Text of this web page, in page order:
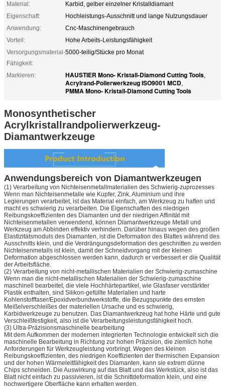
Material:
Karbid, gelber einzelner Kristalldiamant
Eigenschaft:
Hochleistungs-Ausschnitt und lange Nutzungsdauer
Anwendung:
Cnc-Maschinengebrauch
Vorteil:
Hohe Arbeits-Leistungsfähigkeit
Versorgungsmaterial-
Fähigkeit:
5000-teilig/Stücke pro Monat
Markieren: HAUSTIER Mono- Kristall-Diamond Cutting Tools,
Acrylrand-Polierwerkzeug ISO9001 MCD,
PMMA Mono- Kristall-Diamond Cutting Tools
Monosynthetischer
Acrylkristallrandpolierwerkzeug-
Diamantwerkzeuge
Anwendungsbereich von Diamantwerkzeugen
(1) Verarbeitung von Nichteisenmetallmaterialien des Schwierig-zuprozesses
Wenn man Nichteisenmetalle wie Kupfer, Zink, Aluminium und ihre
Legierungen verarbeitet, ist das Material einfach, am Werkzeug zu haften und
macht es schwierig zu verarbeiten. Die Eigenschaften des niedrigen
Reibungskoeffizienten des Diamanten und der niedrigen Affinität mit
Nichteisenmetallen verwendend, können Diamantwerkzeuge Metall und
Werkzeug am Abbinden effektiv verhindern. Darüber hinaus wegen des großen
Elastizitätsmoduls des Diamanten, ist die Deformation des Blattes während des
Ausschnitts klein, und die Verdrängungsdeformation des geschnitten zu werden
Nichteisenmetalls ist klein, damit der Schneidvorgang mit der kleinen
Deformation abgeschlossen werden kann, dadurch er verbessert er die Qualität
der Arbeitsfläche.
(2) Verarbeitung von nicht-metallischen Materialien der Schwierig-zumaschine
Wenn man die nicht-metallischen Materialien der Schwierig-zumaschine
maschinell bearbeitet, die viele Hochhärtepartikel, wie Glasfaser verstärkter
Plastik enthalten, sind Silikon-gefüllte Materialien und harte
Kohlenstofffaser/Epoxidverbundwerkstoffe, die Bezugspunkte des ernsten
Meißelverschleißes der materiellen Ursache und es schwierig,
Karbidwerkzeuge zu benutzen. Das Diamantwerkzeug hat hohe Härte und gute
Verschleißfestigkeit, also ist die Verarbeitungsleistungsfähigkeit hoch.
(3) Ultra-Präzisionsmaschinelle bearbeitung
Mit dem Aufkommen der modernen integrierten Technologie entwickelt sich die
maschinelle Bearbeitung in Richtung zur hohen Präzision, die ziemlich hohe
Anforderungen für Werkzeugleistung vorbringt. Wegen des kleinen
Reibungskoeffizienten, des niedrigen Koeffizienten der thermischen Expansion
und der hohen Wärmeleitfähigkeit des Diamanten, kann sie extrem dünne
Chips schneiden. Die Auswirkung auf das Blatt und das Werkstück, also ist das
Blatt nicht einfach zu passivieren, ist die Schnittdeformation klein, und eine
hochwertigere Oberfläche kann erhalten werden.